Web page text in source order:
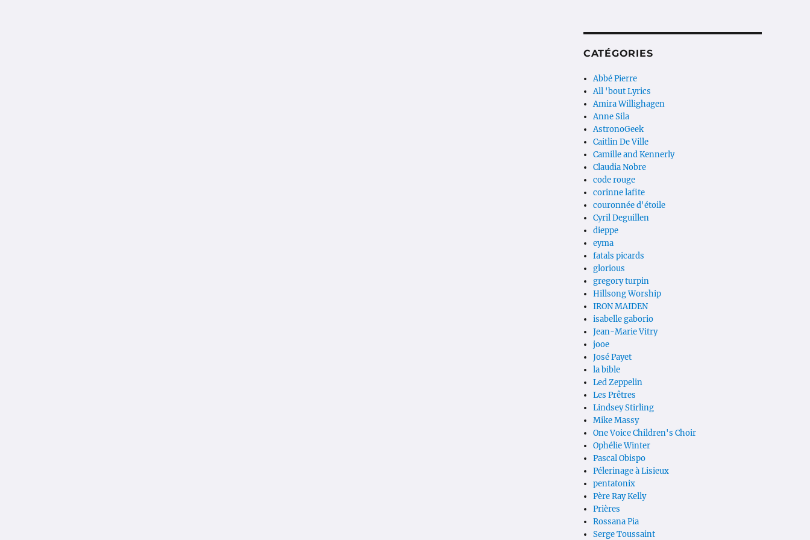
CATÉGORIES
Abbé Pierre
All 'bout Lyrics
Amira Willighagen
Anne Sila
AstronoGeek
Caitlin De Ville
Camille and Kennerly
Claudia Nobre
code rouge
corinne lafite
couronnée d'étoile
Cyril Deguillen
dieppe
eyma
fatals picards
glorious
gregory turpin
Hillsong Worship
IRON MAIDEN
isabelle gaborio
Jean-Marie Vitry
jooe
José Payet
la bible
Led Zeppelin
Les Prêtres
Lindsey Stirling
Mike Massy
One Voice Children's Choir
Ophélie Winter
Pascal Obispo
Pélerinage à Lisieux
pentatonix
Père Ray Kelly
Prières
Rossana Pia
Serge Toussaint